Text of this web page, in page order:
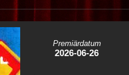
Premiärdatum
2026-06-26